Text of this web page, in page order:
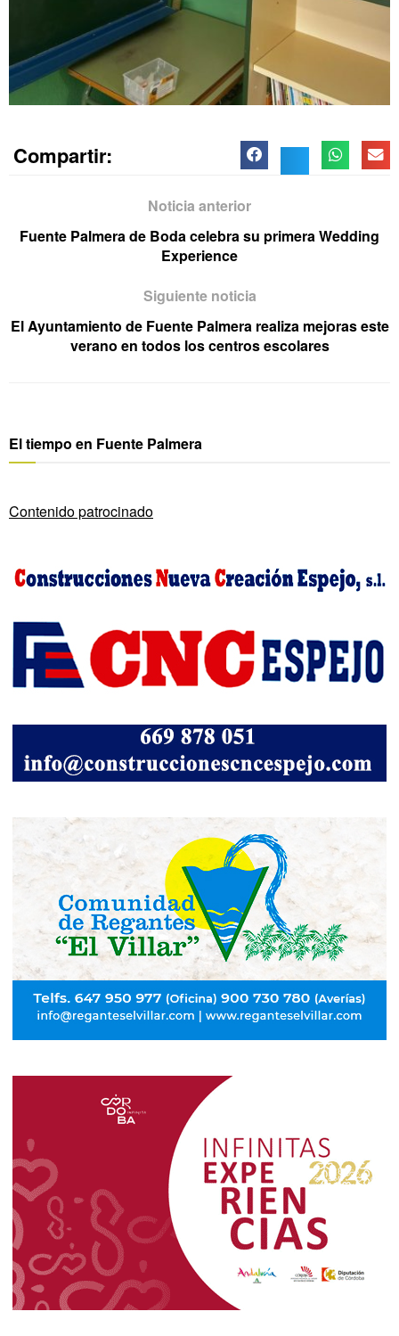
Compartir:
Noticia anterior
Fuente Palmera de Boda celebra su primera Wedding
Experience
Siguiente noticia
El Ayuntamiento de Fuente Palmera realiza mejoras este
verano en todos los centros escolares
El tiempo en Fuente Palmera
Contenido patrocinado